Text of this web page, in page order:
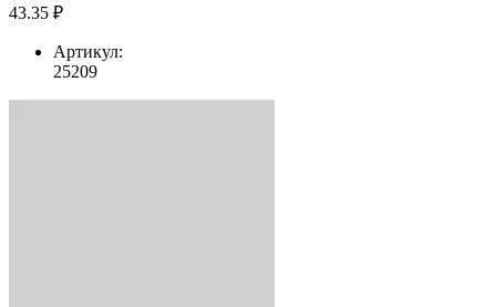
43.35 ₽
Артикул:
25209